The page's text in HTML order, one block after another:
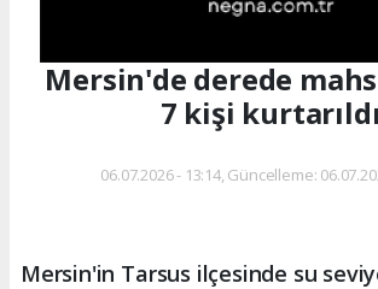
Mersin'de derede
7 kişi kurtarıldı
06.07.2026 - 13:14, Güncelleme:
Mersin'in Tarsus ilçesinde su